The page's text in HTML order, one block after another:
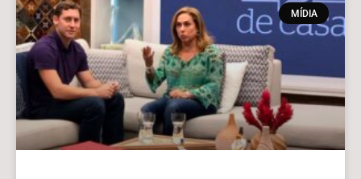
MÍDIA